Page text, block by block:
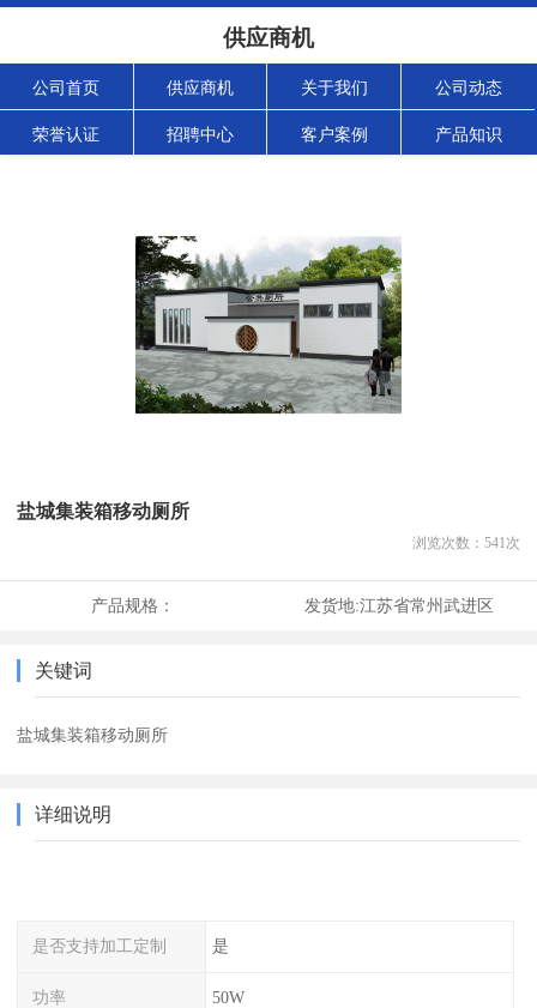
供应商机
公司首页 供应商机 关于我们 公司动态
荣誉认证 招聘中心 客户案例 产品知识
盐城集装箱移动厕所
浏览次数： 541次
产品规格： 发货地:江苏省常州武进区
关键词
盐城集装箱移动厕所
详细说明
是否支持加工定制 是
功率 50W